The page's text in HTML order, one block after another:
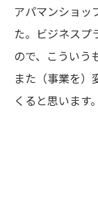
アパマンショッ
た。ビジネスプ
ので、こういう
また（事業を）
くると思います。